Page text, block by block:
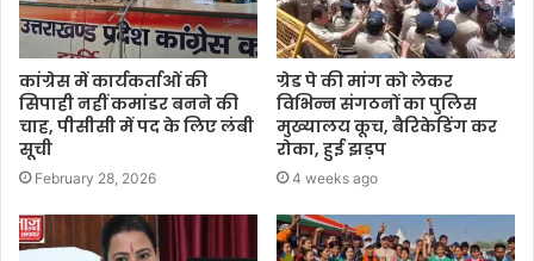
कांग्रेस में कार्यकर्ताओं की
सिपाही नहीं कमांडर बनने की
चाह, पीसीसी में पद के लिए लंबी
सूची
February 28, 2026
ग्रेड पे की मांग को लेकर
विभिन्न संगठनों का पुलिस
मुख्यालय कूच, बैरिकेडिंग कर
रोका, हुई झड़प
4 weeks ago